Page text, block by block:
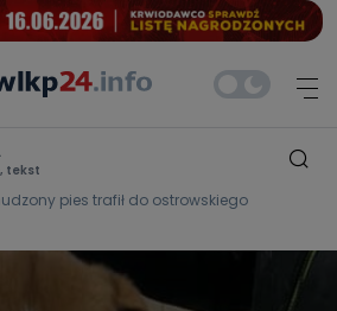
tekst
pies trafił do ostrowskiego